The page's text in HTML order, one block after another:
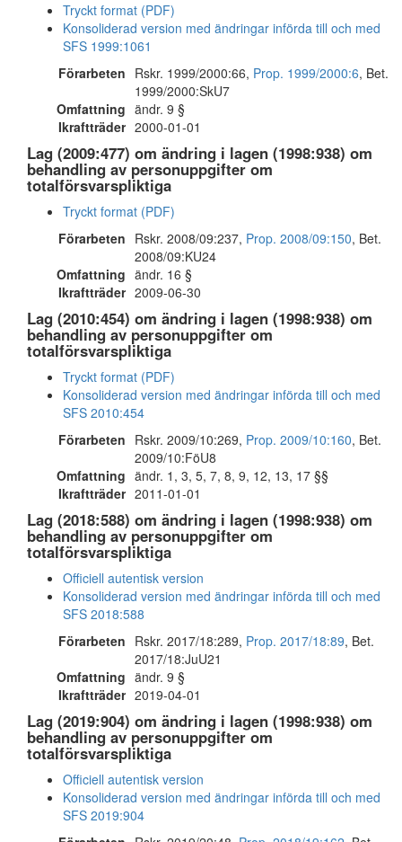
Tryckt format (PDF)
Konsoliderad version med ändringar införda till och med
SFS 1999:1061
Förarbeten Rskr. 1999/2000:66, Prop. 1999/2000:6, Bet.
1999/2000:SkU7
Omfattning ändr. 9 §
Ikraftträder 2000-01-01
Lag (2009:477) om ändring i lagen (1998:938) om
behandling av personuppgifter om
totalförsvarspliktiga
Tryckt format (PDF)
Förarbeten Rskr. 2008/09:237, Prop. 2008/09:150, Bet.
2008/09:KU24
Omfattning ändr. 16 §
Ikraftträder 2009-06-30
Lag (2010:454) om ändring i lagen (1998:938) om
behandling av personuppgifter om
totalförsvarspliktiga
Tryckt format (PDF)
Konsoliderad version med ändringar införda till och med
SFS 2010:454
Förarbeten Rskr. 2009/10:269, Prop. 2009/10:160, Bet.
2009/10:FöU8
Omfattning ändr. 1, 3, 5, 7, 8, 9, 12, 13, 17 §§
Ikraftträder 2011-01-01
Lag (2018:588) om ändring i lagen (1998:938) om
behandling av personuppgifter om
totalförsvarspliktiga
Officiell autentisk version
Konsoliderad version med ändringar införda till och med
SFS 2018:588
Förarbeten Rskr. 2017/18:289, Prop. 2017/18:89, Bet.
2017/18:JuU21
Omfattning ändr. 9 §
Ikraftträder 2019-04-01
Lag (2019:904) om ändring i lagen (1998:938) om
behandling av personuppgifter om
totalförsvarspliktiga
Officiell autentisk version
Konsoliderad version med ändringar införda till och med
SFS 2019:904